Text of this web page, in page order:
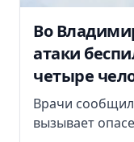
Во
атаки
четыре
Врачи
вызывает